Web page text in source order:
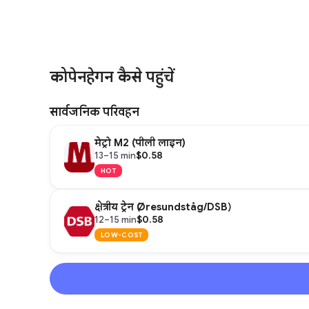
कोपेनहेगन कैसे पहुंचें
सार्वजनिक परिवहन
मेट्रो M2 (पीली लाइन)
13–15 min$0.58
HOT
क्षेत्रीय ट्रेन (Øresundståg/DSB)
12–15 min$0.58
LOW-COST